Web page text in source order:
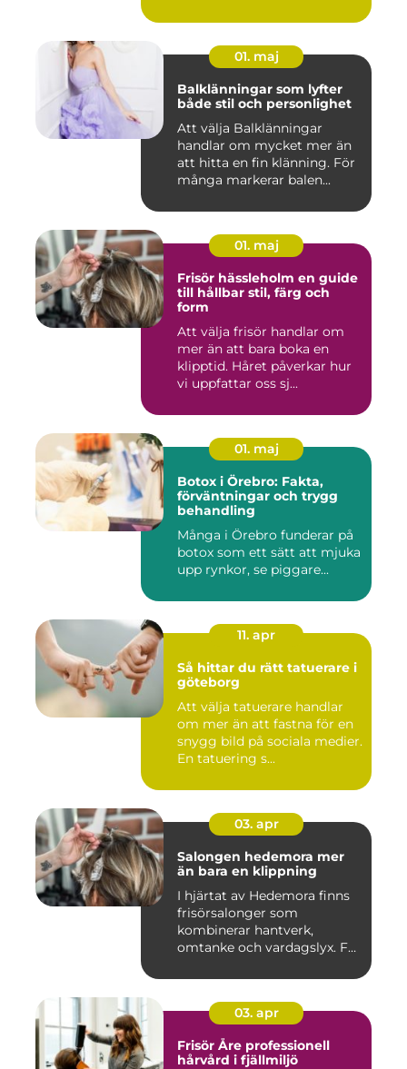
01. maj
Balklänningar som lyfter
både stil och personlighet
Att välja Balklänningar
handlar om mycket mer än
att hitta en fin klänning. För
många markerar balen...
01. maj
Frisör hässleholm en guide
till hållbar stil, färg och
form
Att välja frisör handlar om
mer än att bara boka en
klipptid. Håret påverkar hur
vi uppfattar oss sj...
01. maj
Botox i Örebro: Fakta,
förväntningar och trygg
behandling
Många i Örebro funderar på
botox som ett sätt att mjuka
upp rynkor, se piggare...
11. apr
Så hittar du rätt tatuerare i
göteborg
Att välja tatuerare handlar
om mer än att fastna för en
snygg bild på sociala medier.
En tatuering s...
03. apr
Salongen hedemora mer
än bara en klippning
I hjärtat av Hedemora finns
frisörsalonger som
kombinerar hantverk,
omtanke och vardagslyx. För
03. apr
Frisör Åre professionell
hårvård i fjällmiljö